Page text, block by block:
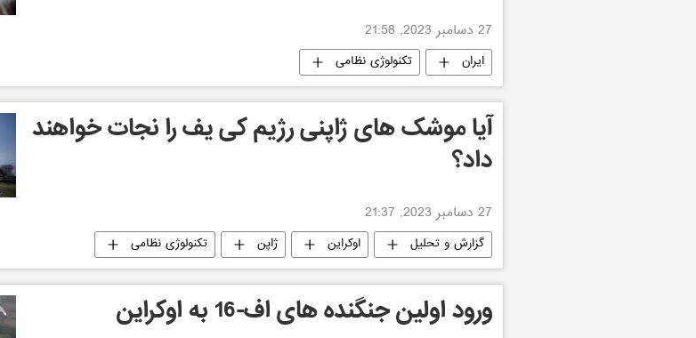
27 دسامبر 2023, 21:58
ایران تکنولوژی نظامی
آیا موشک های ژاپنی رژیم کی یف را نجات خواهند
داد؟
27 دسامبر 2023, 21:37
گزارش و تحلیل اوکراین ژاپن تکنولوژی نظامی
ورود اولین جنگنده های اف-16 به اوکراین